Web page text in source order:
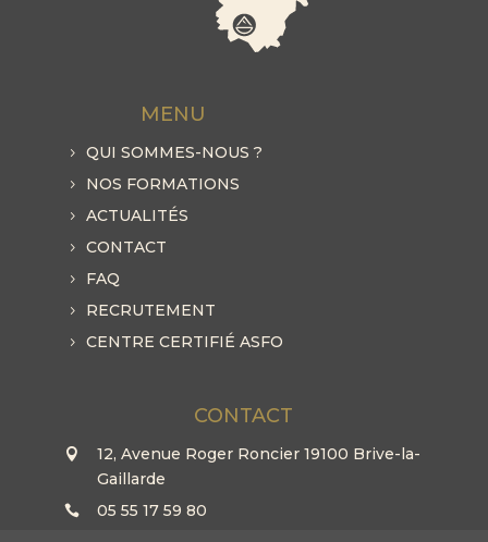
MENU
QUI SOMMES-NOUS ?
NOS FORMATIONS
ACTUALITÉS
CONTACT
FAQ
RECRUTEMENT
CENTRE CERTIFIÉ ASFO
CONTACT
12, Avenue Roger Roncier 19100 Brive-la-
Gaillarde
05 55 17 59 80